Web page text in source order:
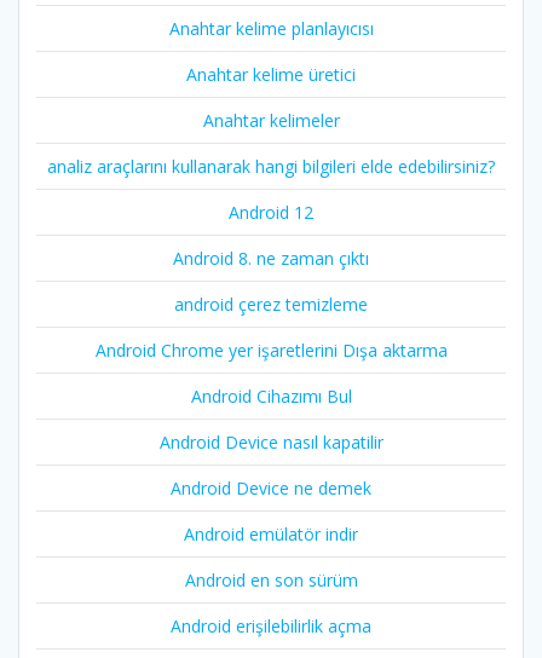
Anahtar kelime planlayıcısı
Anahtar kelime üretici
Anahtar kelimeler
analiz araçlarını kullanarak hangi bilgileri elde edebilirsiniz?
Android 12
Android 8. ne zaman çıktı
android çerez temizleme
Android Chrome yer işaretlerini Dışa aktarma
Android Cihazımı Bul
Android Device nasıl kapatilir
Android Device ne demek
Android emülatör indir
Android en son sürüm
Android erişilebilirlik açma